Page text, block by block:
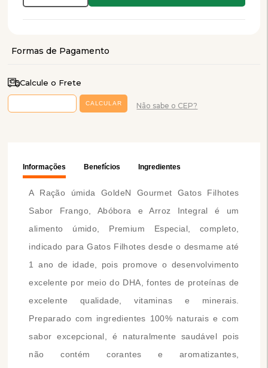
Calcule o Frete
Não sabe o CEP?
Informações Benefícios Ingredientes
A Ração úmida GoldeN Gourmet Gatos Filhotes
Sabor Frango, Abóbora e Arroz Integral é um
alimento úmido, Premium Especial, completo,
indicado para Gatos Filhotes desde o desmame até
1 ano de idade, pois promove o desenvolvimento
excelente por meio do DHA, fontes de proteínas de
excelente qualidade, vitaminas e minerais.
Preparado com ingredientes 100% naturais e com
sabor excepcional, é naturalmente saudável pois
não contém corantes e aromatizantes,